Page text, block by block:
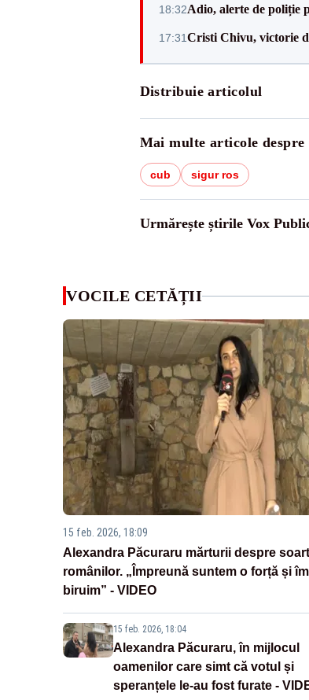
18:32Adio, alerte de poliție
17:31Cristi Chivu, victorie
Distribuie articolul
Mai multe articole despre
cub sigur ros
Urmărește știrile Vox
VOCILE CETĂȚII
15 feb. 2026, 18:09
Alexandra Păcuraru mărturii despre
românilor. „Împreună suntem o forță și
biruim” - VIDEO
15 feb. 2026, 18:04
Alexandra Păcuraru, în mijlocul
oamenilor care simt că votul și
speranțele le-au fost furate -